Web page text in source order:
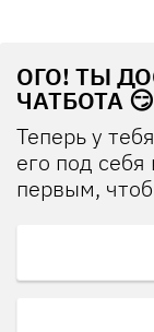
ОГО! ТЫ
ЧАТБОТА 😏
Теперь у
его под
первым,